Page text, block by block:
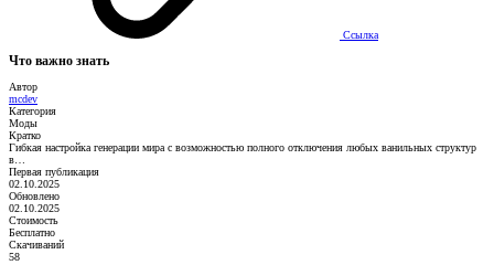
Ссылка
Что важно знать
Автор
mcdev
Категория
Моды
Кратко
Гибкая настройка генерации мира с возможностью полного отключения любых ванильных структур
в…
Первая публикация
02.10.2025
Обновлено
02.10.2025
Стоимость
Бесплатно
Скачиваний
58